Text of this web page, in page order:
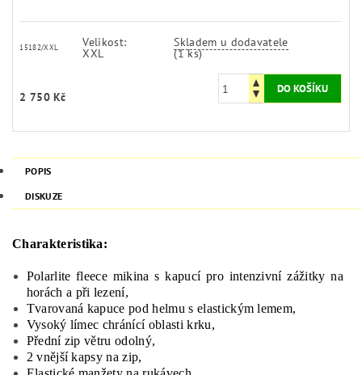
15182/XXL Velikost:
XXL
Skladem u dodavatele
(1 ks)
2 750 Kč
POPIS
DISKUZE
Charakteristika:
Polarlite fleece mikina s kapucí pro intenzivní zážitky na
horách a při lezení,
Tvarovaná kapuce pod helmu s elastickým lemem,
Vysoký límec chránící oblasti krku,
Přední zip větru odolný,
2 vnější kapsy na zip,